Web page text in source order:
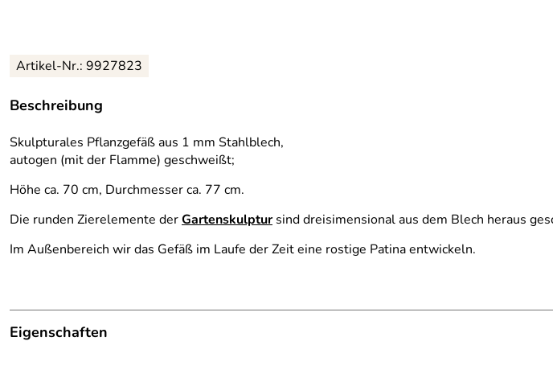
Artikel-Nr.: 9927823
Beschreibung
Skulpturales Pflanzgefäß aus 1 mm Stahlblech,
autogen (mit der Flamme) geschweißt;
Höhe ca. 70 cm, Durchmesser ca. 77 cm.
Die runden Zierelemente derGartenskulptursind dreisimensional aus dem Blech heraus
Im Außenbereich wir das Gefäß im Laufe der Zeit eine rostige Patina entwickeln.
Eigenschaften